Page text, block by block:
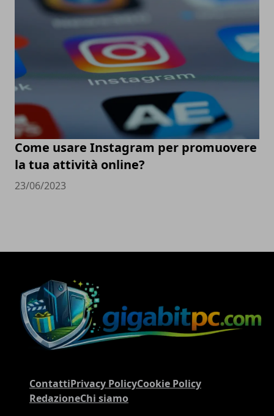
Come usare Instagram per promuovere
la tua attività online?
23/06/2023
ContattiPrivacy PolicyCookie Policy
RedazioneChi siamo